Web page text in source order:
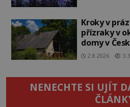
Kroky v
přízraky v
domy v
2.8.2026
NENECHTE SI UJÍT